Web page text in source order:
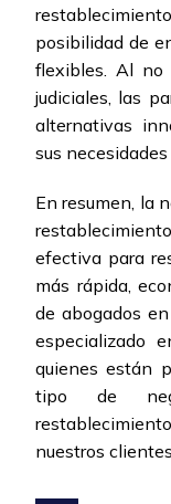
posibilidad de
flexibles. Al no
judiciales, las
alternativas
sus
En resumen, la
efectiva para
más rápida,
de abogados
especializado
quienes están
tipo de
nuestros